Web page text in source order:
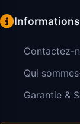
Informations
Contactez-
Qui
Garantie &